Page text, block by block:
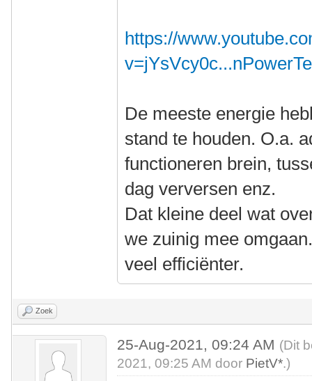
https://
De meeste energie
stand te houden. O.a.
functioneren brein,
dag verversen enz.
Dat kleine deel wat
we zuinig mee
veel efficiënter.
Zoek
25-Aug-2021, 09:24 AM (Dit
2021, 09:25 AM door PietV*.)